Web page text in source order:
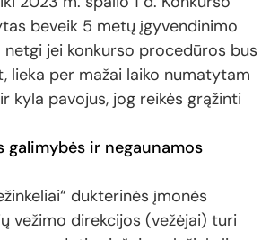
beveik 5 metų įgyvendinimo
netgi jei konkurso procedūros bus
lieka per mažai laiko numatytam
kyla pavojus, jog reikės grąžinti
galimybės ir negaunamos
dukterinės įmonės
vežimo direkcijos (vežėjai) turi